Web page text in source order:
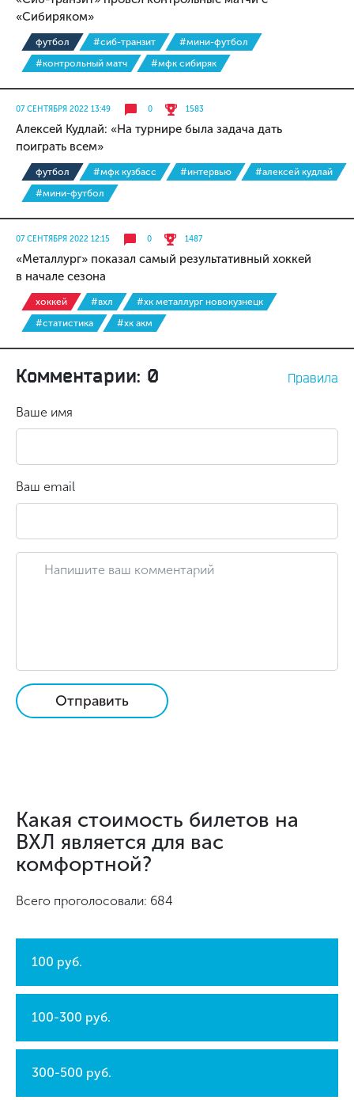
«Сибиряком»
футбол #сиб-транзит
#мини-футбол
#контрольный матч
#мфк сибиряк
07 СЕНТЯБРЯ 2022 13:49 0 1583
Алексей Кудлай: «На турнире была задача дать
поиграть всем»
футбол #мфк кузбасс #интервью
#алексей кудлай
#мини-футбол
07 СЕНТЯБРЯ 2022 12:15 0 1487
«Металлург» показал самый результативный хоккей
в начале сезона
хоккей #вхл
#хк металлург новокузнецк
#статистика
#хк акм
Комментарии: 0 Правила
Ваше имя
Ваш email
Отправить
Какая стоимость билетов на
ВХЛ является для вас
комфортной?
Всего проголосовали: 684
100 руб.
100-300 руб.
300-500 руб.